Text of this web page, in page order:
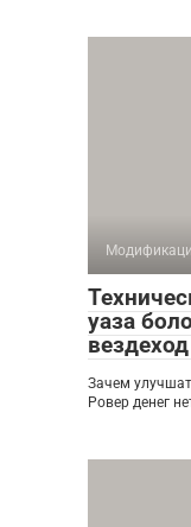
уаза
Зачем
Ровер денег